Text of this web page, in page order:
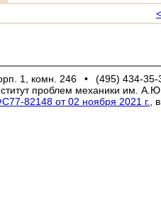
1, комн. 246 • (495) 434-35-
проблем механики им.
82148 от 02 ноября 2021 г.
,